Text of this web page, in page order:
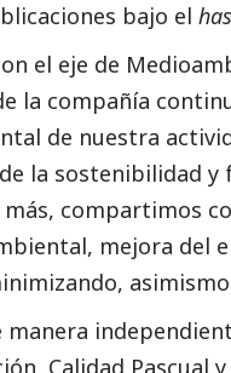
bajo el
el eje de
la compañía
de nuestra
la sostenibilidad y
más, compartimos
mejora del